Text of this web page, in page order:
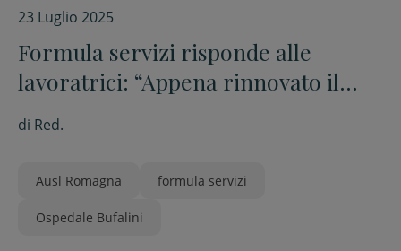
23 Luglio 2025
Formula servizi risponde alle
lavoratrici: “Appena rinnovato il
contratto con un aumento del 17 per
cento”
di Red.
Ausl Romagna formula servizi
Ospedale Bufalini